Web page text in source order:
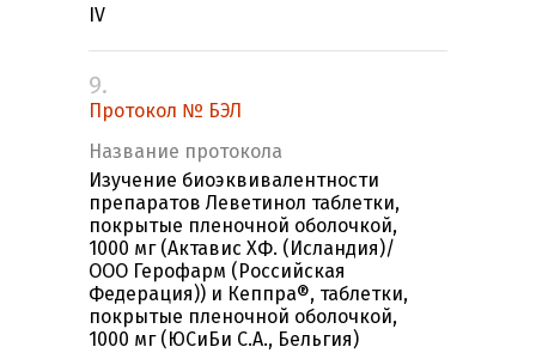
IV
9.
Протокол № БЭЛ
Название протокола
Изучение биоэквивалентности
препаратов Леветинол таблетки,
покрытые пленочной оболочкой,
1000 мг (Актавис ХФ. (Исландия)/
ООО Герофарм (Российская
Федерация)) и Кеппра®, таблетки,
покрытые пленочной оболочкой,
1000 мг (ЮСиБи С.А., Бельгия)